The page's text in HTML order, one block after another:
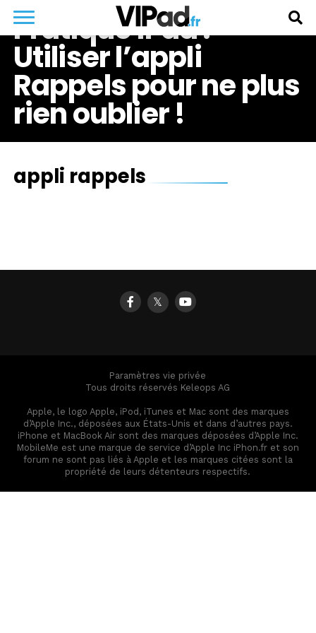
Pratique iPad :
Utiliser l’appli
Rappels pour ne plus
rien oublier !
appli rappels
𝕏
Paramètres vie privée
Tous droits réservés Keleops AG
Apple, le logo Apple, iPod, iTunes et Mac sont des marques
d’Apple Inc., déposées aux États-Unis et dans d’autres pays.
iPhone et MacBook Air sont des marques déposées d’Apple Inc.
MobileMe est une marque de service d’Apple Inc iPhon.fr et son
forum ne sont pas liés à Apple et les marques citées sont la
propriété de leurs détenteurs respectifs.